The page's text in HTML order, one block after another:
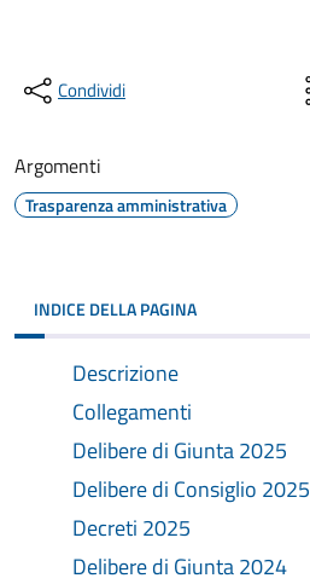
Condividi
Argomenti
Trasparenza amministrativa
INDICE DELLA PAGINA
Descrizione
Collegamenti
Delibere di Giunta 2025
Delibere di Consiglio 2025
Decreti 2025
Delibere di Giunta 2024